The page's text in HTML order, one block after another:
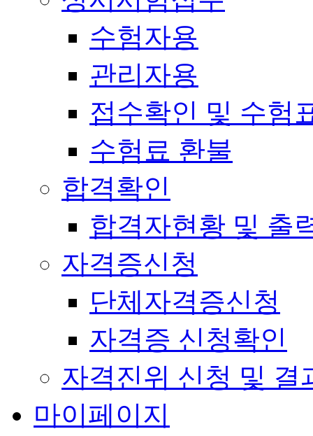
수험자용
관리자용
접수확인 및 수험
수험료 환불
합격확인
합격자현황 및 출
자격증신청
단체자격증신청
자격증 신청확인
자격진위 신청 및 결
마이페이지